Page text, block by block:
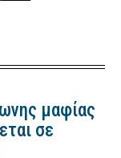
μαφίας
σε